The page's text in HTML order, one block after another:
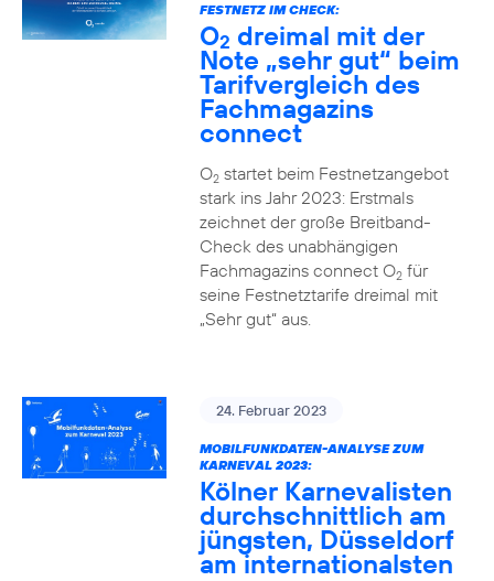
FESTNETZ IM CHECK:
O2 dreimal mit der
Note „sehr gut“ beim
Tarifvergleich des
Fachmagazins
connect
O2startet beim Festnetzangebot
stark ins Jahr 2023: Erstmals
zeichnet der große Breitband-
Check des unabhängigen
Fachmagazins connect O2für
seine Festnetztarife dreimal mit
„Sehr gut“ aus.
24. Februar 2023
MOBILFUNKDATEN-ANALYSE ZUM
KARNEVAL 2023:
Kölner Karnevalisten
durchschnittlich am
jüngsten, Düsseldorf
am internationalsten